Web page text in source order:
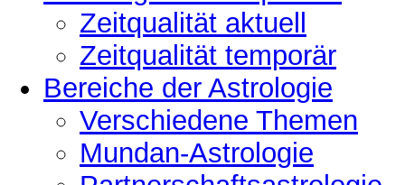
Zeitqualität aktuell
Zeitqualität temporär
Bereiche der Astrologie
Verschiedene Themen
Mundan-Astrologie